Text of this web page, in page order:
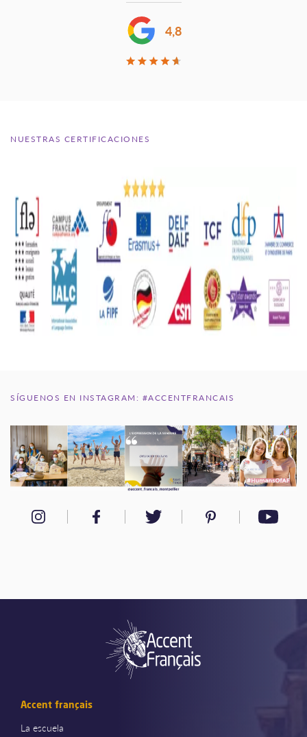
4,8
NUESTRAS CERTIFICACIONES
SÍGUENOS EN INSTAGRAM: #ACCENTFRANCAIS
Accent français
La escuela